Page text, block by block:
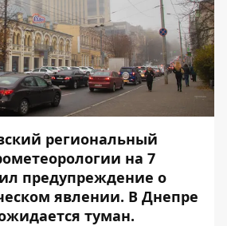
региональный
на 7
предупреждение о
явлении. В Днепре
туман.